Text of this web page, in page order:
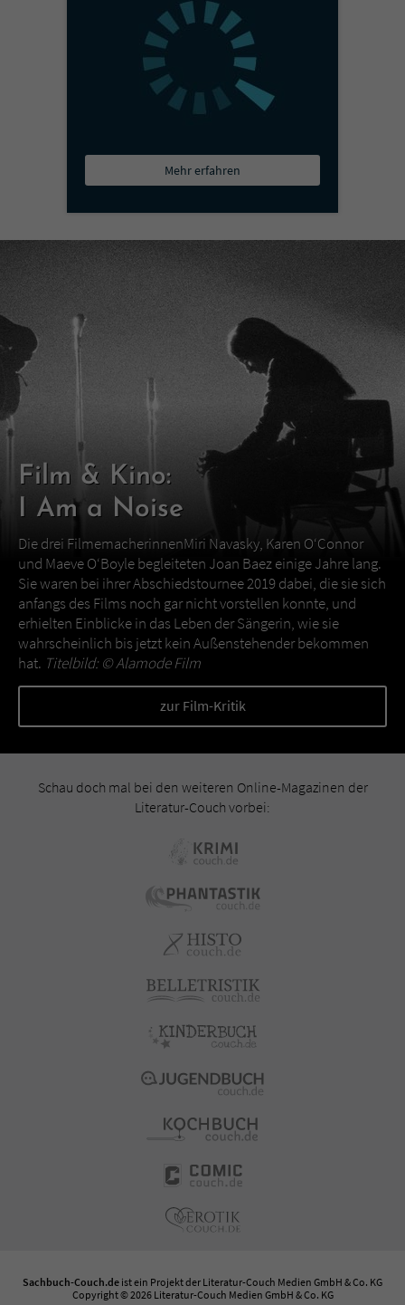
Mehr erfahren
Film & Kino:
I Am a Noise
Die drei FilmemacherinnenMiri Navasky, Karen O‘Connor
und Maeve O‘Boyle begleiteten Joan Baez einige Jahre lang.
Sie waren bei ihrer Abschiedstournee 2019 dabei, die sie sich
anfangs des Films noch gar nicht vorstellen konnte, und
erhielten Einblicke in das Leben der Sängerin, wie sie
wahrscheinlich bis jetzt kein Außenstehender bekommen
hat. Titelbild: ©Alamode Film
zur Film-Kritik
Schau doch mal bei den weiteren Online-Magazinen der
Literatur-Couch vorbei:
Sachbuch-Couch.de ist ein Projekt der Literatur-Couch Medien GmbH & Co. KG
Copyright © 2026 Literatur-Couch Medien GmbH & Co. KG